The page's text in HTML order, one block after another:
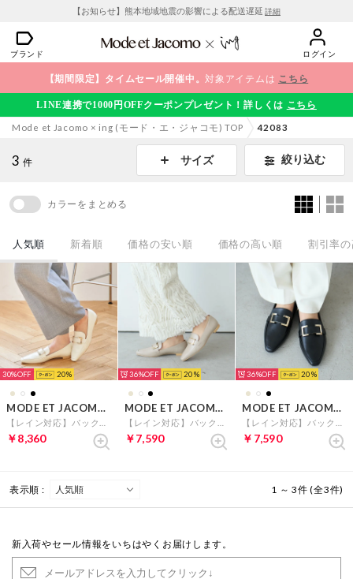
【お知らせ】熊本地域地震の影響による配送遅延 詳細
ブランド ログイン
【期間限定】タイムセール開催中。対象アイテムは こちら
LINE連携で1000円OFFクーポンプレゼント！詳しくは こちら
Mode et Jacomo × ing (モード・エ・ジャコモ) TOP 42083
3 件 サイズ 絞り込む
カラーをまとめる
人気順 新着順 価格の安い順 価格の高い順 割引率
30% 20
MODE ET JACOMO carino
￥8,360
36% 20
MODE ET JACOMO carino
￥7,590
36% 20
MODE ET JACOMO carino
￥7,590
表示順 : 1 ～ 3件 (全3件)
新入荷やセール情報をいちはやくお届けします。